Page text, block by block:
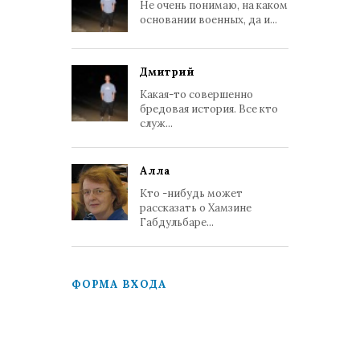
Не очень понимаю, на каком
основании военных, да и...
Дмитрий
Какая-то совершенно
бредовая история. Все кто
служ...
Алла
Кто -нибудь может
рассказать о Хамзине
Габдульбаре...
ФОРМА ВХОДА